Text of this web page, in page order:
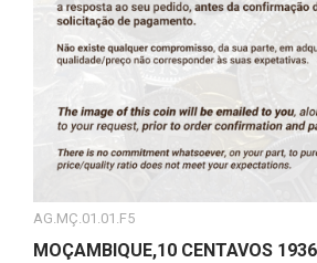
AG.MÇ.01.01.F5
MOÇAMBIQUE,10 CENTAVOS